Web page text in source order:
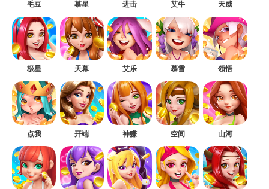
毛豆 慕星 进击 艾牛 天威
极星 天幕 艾乐 慕雪 领悟
点我 开端 神赚 空间 山河